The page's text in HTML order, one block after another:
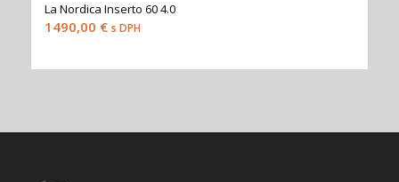
La Nordica Inserto 60 4.0
1490,00 € s DPH